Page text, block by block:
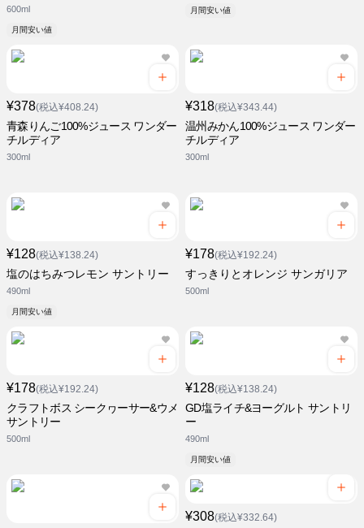
600ml
月間安い値
月間安い値
¥378(税込¥408.24)
青森りんご100%ジュース ワンダー
チルディア
300ml
¥318(税込¥343.44)
温州みかん100%ジュース ワンダー
チルディア
300ml
¥128(税込¥138.24)
塩のはちみつレモン サントリー
490ml
月間安い値
¥178(税込¥192.24)
すっきりとオレンジ サンガリア
500ml
¥178(税込¥192.24)
クラフトボス シークヮーサー&ウメ
サントリー
500ml
¥128(税込¥138.24)
GD塩ライチ&ヨーグルト サントリ
ー
490ml
月間安い値
¥308(税込¥332.64)